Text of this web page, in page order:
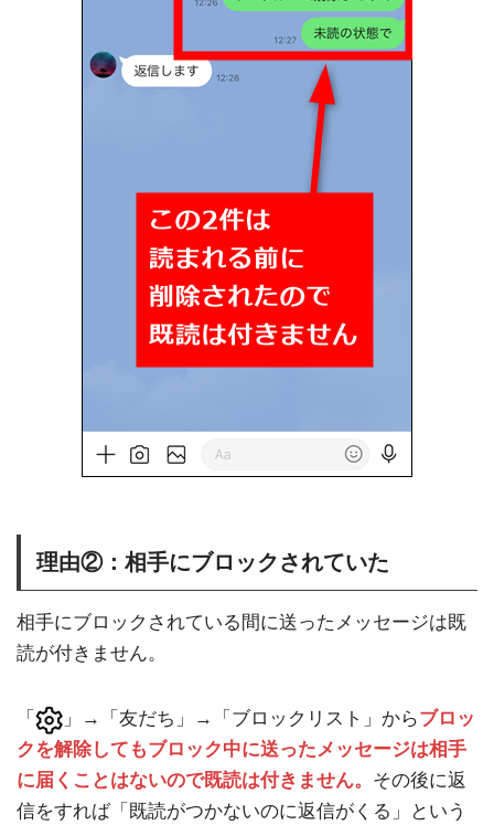
理由②：相手にブロックされていた
相手にブロックされている間に送ったメッセージは既
読が付きません。
「 」→「友だち」→「ブロックリスト」からブロッ
クを解除してもブロック中に送ったメッセージは相手
に届くことはないので既読は付きません。 その後に返
信をすれば「既読がつかないのに返信がくる」という